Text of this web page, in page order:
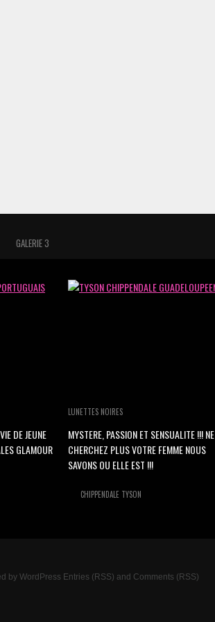
GALERIE 3
DE JEUNE
GLAMOUR
LUNETTES NOIRES
MYSTERE, PASSION ET SENSUALITE !!! NE
CHERCHEZ PLUS VOTRE FEMME NOUS
SAVONS OU ELLE EST !!!
CHIPPENDALE TYSON
by WordPress Entries (RSS) and Comments (RSS)